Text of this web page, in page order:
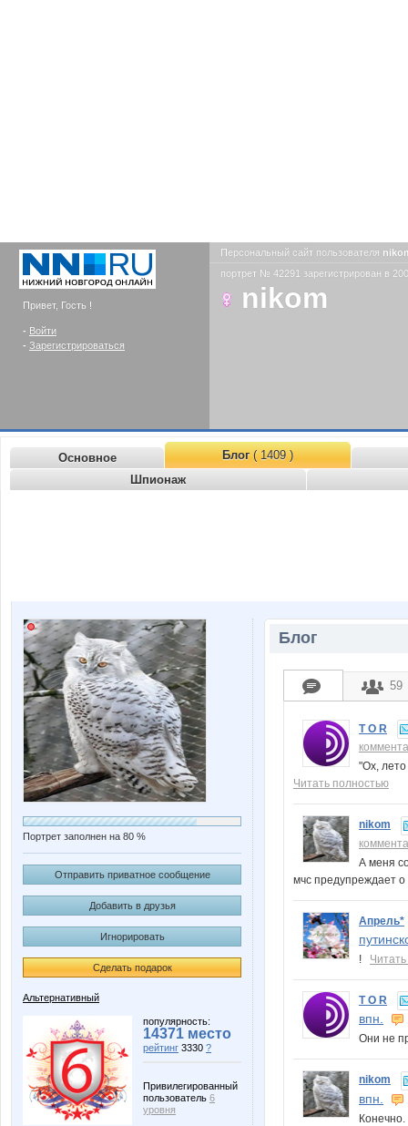
Привет, Гость !
- Войти
- Зарегистрироваться
Персональный сайт пользователя
портрет № 42291 зарегистрирован в
nikom
Основное Блог( 1409 )
Шпионаж
Портрет заполнен на 80 %
Отправить приватное сообщение
Добавить в друзья
Игнорировать
Сделать подарок
Альтернативный
популярность:
14371 место
рейтинг 3330 ?
Привилегированный
пользователь 6
уровня
Блог
59
T O R
"Ох,
Читать полностью
nikom
А меня
мчс предупреждает
Апрель*
!
T O R
впн.
Они не
nikom
впн.